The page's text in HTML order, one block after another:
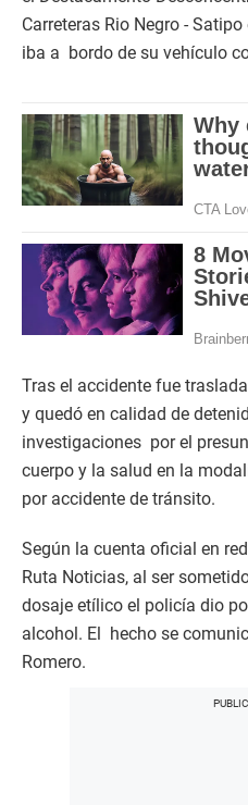
Carreteras Rio Negro -
iba a bordo de su vehículo
Tras el accidente fue
y quedó en calidad de
investigaciones por el
cuerpo y la salud en la
por accidente de tránsito.
Según la cuenta oficial en
Ruta Noticias, al ser
dosaje etílico el policía dio
alcohol. El hecho se
Romero.